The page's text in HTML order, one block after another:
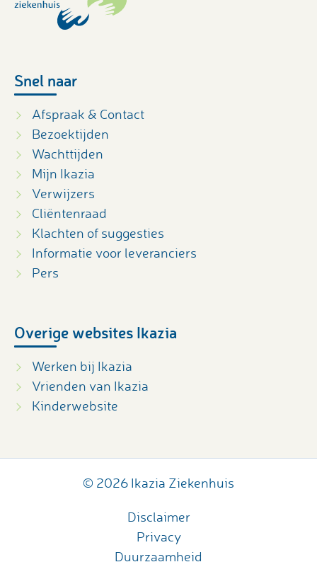
Snel naar
Afspraak & Contact
Bezoektijden
Wachttijden
Mijn Ikazia
Verwijzers
Cliëntenraad
Klachten of suggesties
Informatie voor leveranciers
Pers
Overige websites Ikazia
Werken bij Ikazia
Vrienden van Ikazia
Kinderwebsite
© 2026 Ikazia Ziekenhuis
Disclaimer
Privacy
Duurzaamheid